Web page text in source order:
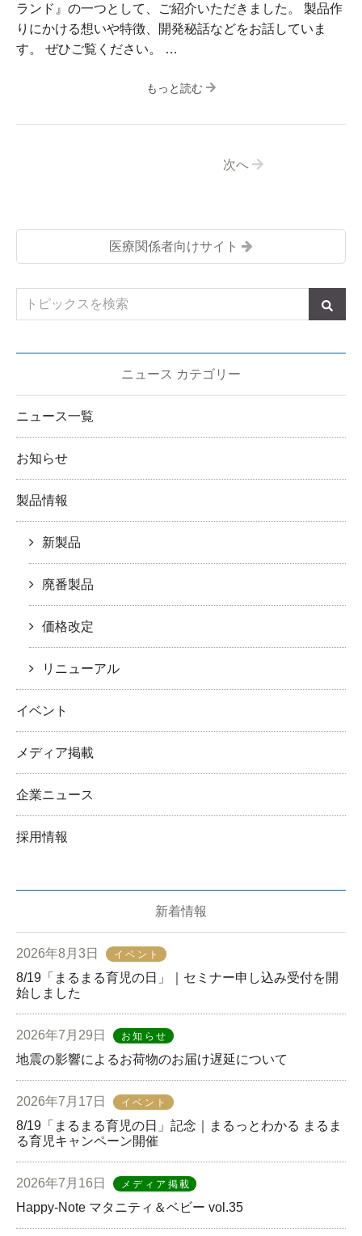
ランド』の一つとして、ご紹介いただきました。 製品作
りにかける想いや特徴、開発秘話などをお話していま
す。 ぜひご覧ください。 …
もっと読む
次へ
医療関係者向けサイト
ニュース カテゴリー
ニュース一覧
お知らせ
製品情報
新製品
廃番製品
価格改定
リニューアル
イベント
メディア掲載
企業ニュース
採用情報
新着情報
2026年8月3日 イベント
8/19「まるまる育児の日」｜セミナー申し込み受付を開
始しました
2026年7月29日 お知らせ
地震の影響によるお荷物のお届け遅延について
2026年7月17日 イベント
8/19「まるまる育児の日」記念｜まるっとわかる まるま
る育児キャンペーン開催
2026年7月16日 メディア掲載
Happy-Note マタニティ＆ベビー vol.35